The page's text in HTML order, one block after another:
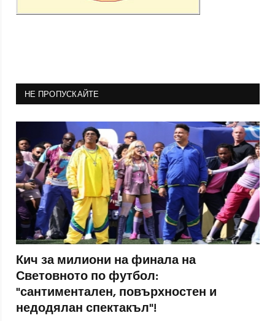
НЕ ПРОПУСКАЙТЕ
Кич за милиони на финала на
Световното по футбол:
"сантиментален, повърхностен и
недодялан спектакъл"!